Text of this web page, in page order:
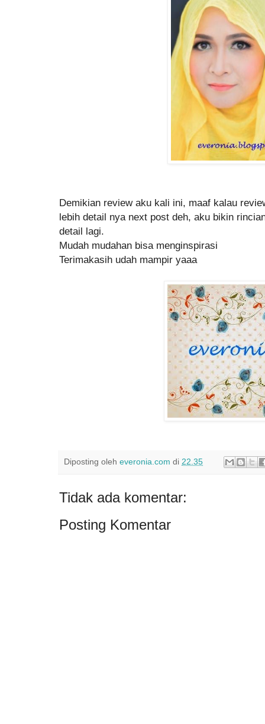
Demikian review aku kali ini, maaf kalau
lebih detail nya next post deh, aku bikin
detail lagi.
Mudah mudahan bisa menginspirasi
Terimakasih udah mampir yaaa
Diposting oleh everonia.com di 22.35
Tidak ada komentar:
Posting Komentar